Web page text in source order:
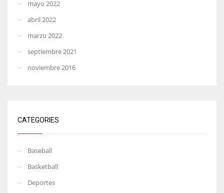
mayo 2022
abril 2022
marzo 2022
septiembre 2021
noviembre 2016
CATEGORIES
Baseball
Basketball
Deportes